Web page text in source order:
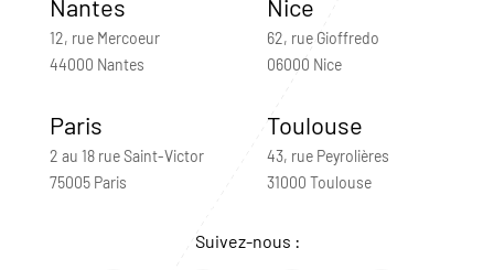
Nantes
12, rue Mercoeur
44000 Nantes
Nice
62, rue Gioffredo
06000 Nice
Paris
2 au 18 rue Saint-Victor
75005 Paris
Toulouse
43, rue Peyrolières
31000 Toulouse
Suivez-nous :